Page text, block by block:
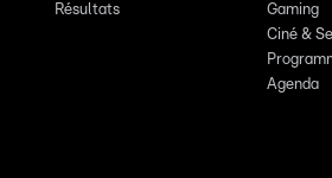
Résultats
Gaming
Ciné &
Agenda